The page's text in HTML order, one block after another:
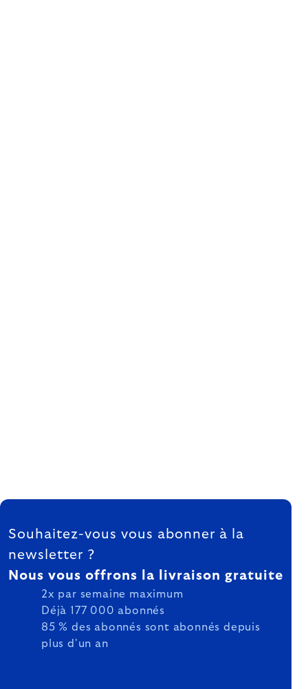
FOOTER
Souhaitez-vous vous abonner à la
newsletter ?
Nous vous offrons la livraison gratuite
2x par semaine maximum
Déjà 177 000 abonnés
85 % des abonnés sont abonnés depuis
plus d'un an